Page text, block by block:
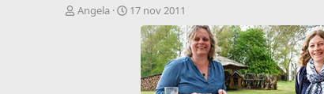
O
Angela
S17 nov 2011